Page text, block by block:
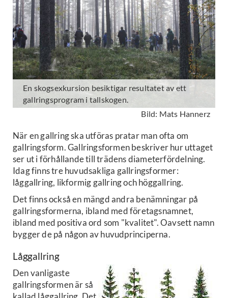
En skogsexkursion besiktigar resultatet av ett
gallringsprogram i tallskogen.
Bild: Mats Hannerz
När en gallring ska utföras pratar man ofta om
gallringsform. Gallringsformen beskriver hur uttaget
ser ut i förhållande till trädens diameterfördelning.
Idag finns tre huvudsakliga gallringsformer:
låggallring, likformig gallring och höggallring.
Det finns också en mängd andra benämningar på
gallringsformerna, ibland med företagsnamnet,
ibland med positiva ord som "kvalitet". Oavsett namn
bygger de på någon av huvudprinciperna.
Låggallring
Den vanligaste
gallringsformen är så